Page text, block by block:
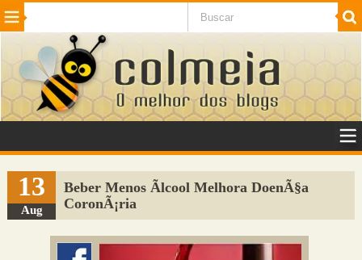
Beleza Cinema e TV
Internet Jogos NotÃ­cias SaÃºde
VeÃ­culos Adulto
Sugerir Link
Adicionar Blog
Colmeia Exchange
13
Aug
Beber Menos Ãlcool Melhora DoenÃ§a
CoronÃ¡ria